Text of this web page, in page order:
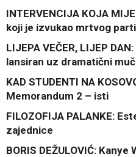
INTERVENCIJA KOJA
koji je izvukao mrtvog
LIJEPA VEČER, LIJEP
lansiran uz dramatični
KAD STUDENTI NA
Memorandum 2 – isti
FILOZOFIJA PALANKE:
zajednice
BORIS DEŽULOVIĆ: